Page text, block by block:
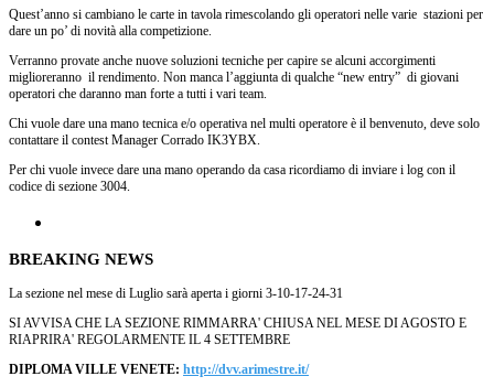
Quest’anno si cambiano le carte in tavola rimescolando gli operatori nelle varie stazioni per
dare un po’ di novità alla competizione.
Verranno provate anche nuove soluzioni tecniche per capire se alcuni accorgimenti
miglioreranno il rendimento. Non manca l’aggiunta di qualche “new entry” di giovani
operatori che daranno man forte a tutti i vari team.
Chi vuole dare una mano tecnica e/o operativa nel multi operatore è il benvenuto, deve solo
contattare il contest Manager Corrado IK3YBX.
Per chi vuole invece dare una mano operando da casa ricordiamo di inviare i log con il
codice di sezione 3004.
BREAKING NEWS
La sezione nel mese di Luglio sarà aperta i giorni 3-10-17-24-31
SI AVVISA CHE LA SEZIONE RIMMARRA' CHIUSA NEL MESE DI AGOSTO E
RIAPRIRA' REGOLARMENTE IL 4 SETTEMBRE
DIPLOMA VILLE VENETE: http://dvv.arimestre.it/